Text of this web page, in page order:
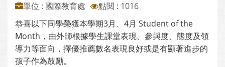
單位 : 國際教育處
點閱 : 1016
恭喜以下同學榮獲本學期3月、4月 Student of the
Month，由外師根據學生課堂表現、參與度、態度及領
導力等面向，擇優推薦數名表現良好或是有顯著進步的
孩子作為鼓勵。